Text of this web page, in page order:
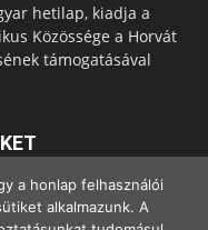
hetilap, kiadja a
Közössége a Horvát
támogatásával
a honlap felhasználói
alkalmazunk. A